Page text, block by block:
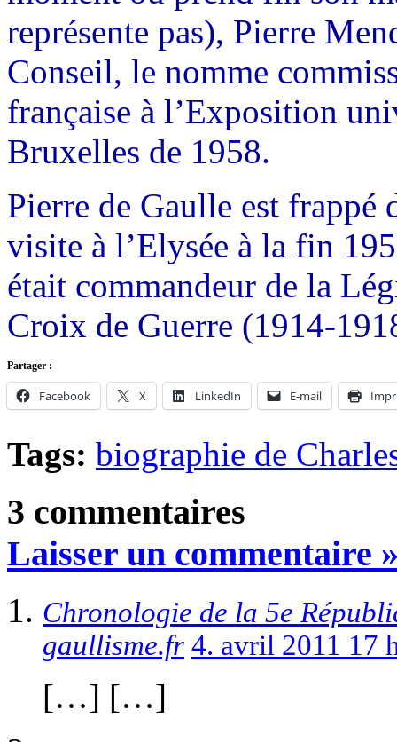
représente pas), Pierre
Conseil, le nomme
française à l’Exposition
Bruxelles de 1958.
Pierre de Gaulle est frappé
visite à l’Elysée à la fin
était commandeur de la
Croix de Guerre (1914-
Partager :
Facebook X LinkedIn E-mail
Tags: biographie de
3 commentaires
Laisser un commentaire
Chronologie de la 5e
gaullisme.fr 4. avril 2011 17
[…] […]